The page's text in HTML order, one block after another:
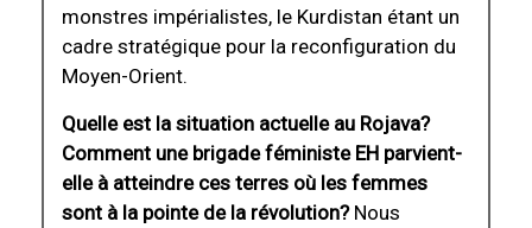
monstres impérialistes, le Kurdistan étant un
cadre stratégique pour la reconfiguration du
Moyen-Orient.
Quelle est la situation actuelle au Rojava?
Comment une brigade féministe EH parvient-
elle à atteindre ces terres où les femmes
sont à la pointe de la révolution?Nous